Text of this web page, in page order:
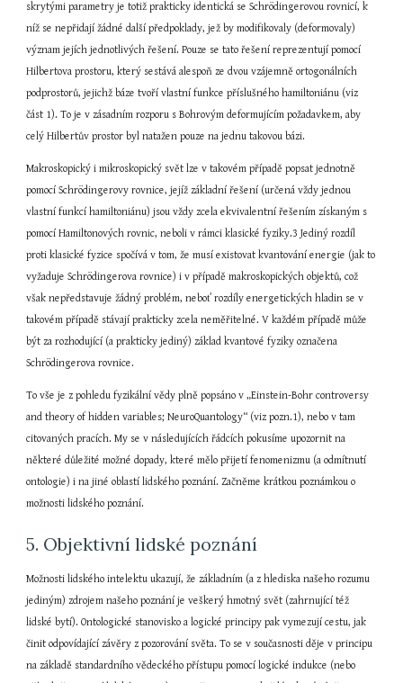
skrytými parametry je totiž prakticky identická se Schrödingerovou rovnicí, k
níž se nepřidají žádné další předpoklady, jež by modifikovaly (deformovaly)
význam jejích jednotlivých řešení. Pouze se tato řešení reprezentují pomocí
Hilbertova prostoru, který sestává alespoň ze dvou vzájemně ortogonálních
podprostorů, jejichž báze tvoří vlastní funkce příslušného hamiltoniánu (viz
část 1). To je v zásadním rozporu s Bohrovým deformujícím požadavkem, aby
celý Hilbertův prostor byl natažen pouze na jednu takovou bázi.
Makroskopický i mikroskopický svět lze v takovém případě popsat jednotně
pomocí Schrödingerovy rovnice, jejíž základní řešení (určená vždy jednou
vlastní funkcí hamiltoniánu) jsou vždy zcela ekvivalentní řešením získaným s
pomocí Hamiltonových rovnic, neboli v rámci klasické fyziky.3 Jediný rozdíl
proti klasické fyzice spočívá v tom, že musí existovat kvantování energie (jak to
vyžaduje Schrödingerova rovnice) i v případě makroskopických objektů, což
však nepředstavuje žádný problém, neboť rozdíly energetických hladin se v
takovém případě stávají prakticky zcela neměřitelné. V každém případě může
být za rozhodující (a prakticky jediný) základ kvantové fyziky označena
Schrödingerova rovnice.
To vše je z pohledu fyzikální vědy plně popsáno v „Einstein-Bohr controversy
and theory of hidden variables; NeuroQuantology“ (viz pozn.1), nebo v tam
citovaných pracích. My se v následujících řádcích pokusíme upozornit na
některé důležité možné dopady, které mělo přijetí fenomenizmu (a odmítnutí
ontologie) i na jiné oblastí lidského poznání. Začněme krátkou poznámkou o
možnosti lidského poznání.
5. Objektivní lidské poznání
Možnosti lidského intelektu ukazují, že základním (a z hlediska našeho rozumu
jediným) zdrojem našeho poznání je veškerý hmotný svět (zahrnující též
lidské bytí). Ontologické stanovisko a logické principy pak vymezují cestu, jak
činit odpovídající závěry z pozorování světa. To se v současnosti děje v principu
na základě standardního vědeckého přístupu pomocí logické indukce (nebo